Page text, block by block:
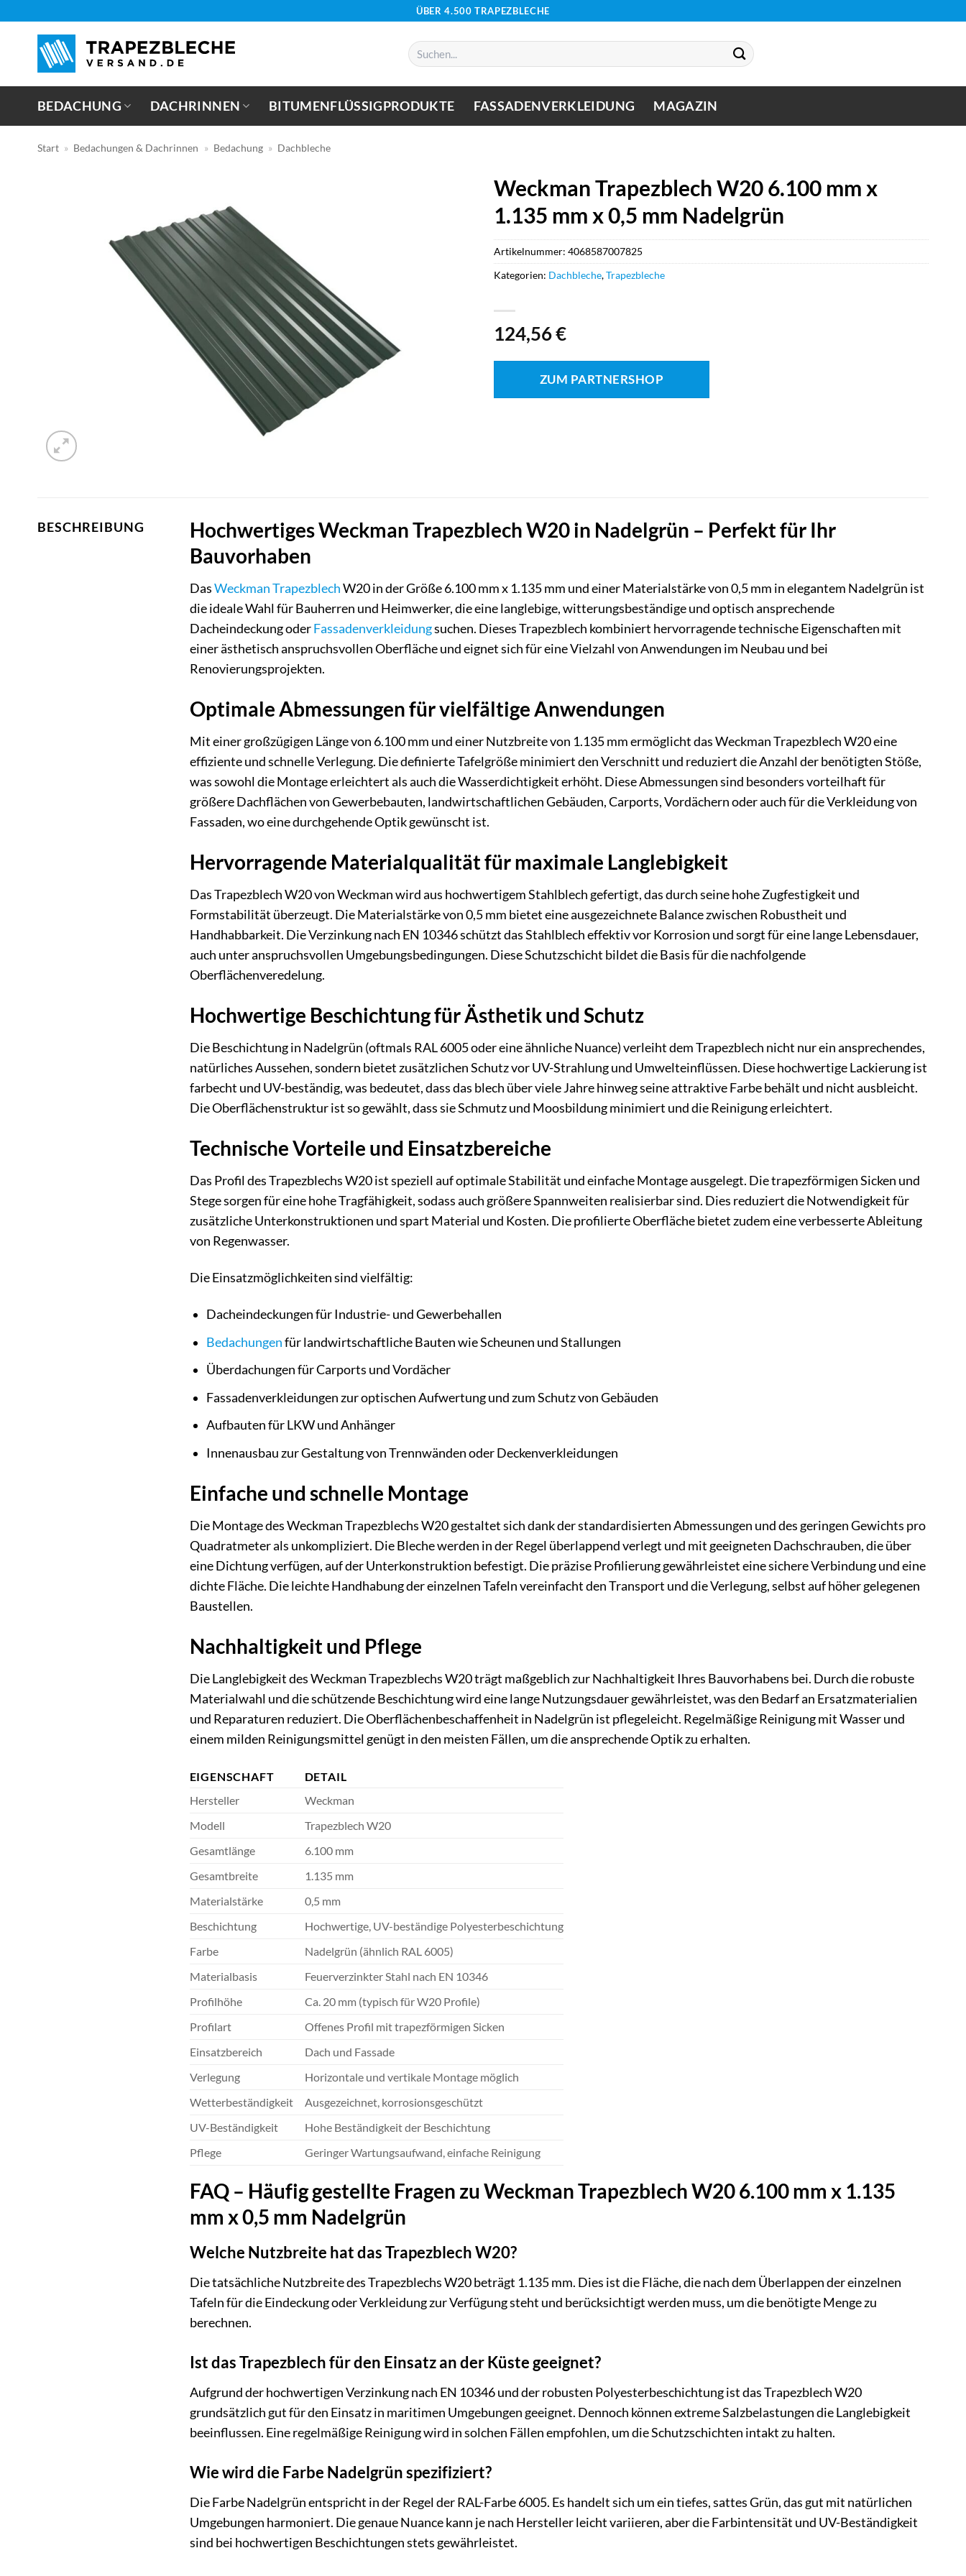
springen
ÜBER 4.500 TRAPEZBLECHE
Suchen
nach:
BEDACHUNG DACHRINNEN BITUMENFLÜSSIGPRODUKTE FASSADENVERKLEIDUNG MAGAZIN
Start » Bedachungen & Dachrinnen » Bedachung » Dachbleche
Weckman Trapezblech W20 6.100 mm x
1.135 mm x 0,5 mm Nadelgrün
124,56€
ZUM PARTNERSHOP
Artikelnummer: 4068587007825
Kategorien: Dachbleche,Trapezbleche
BESCHREIBUNG
Hochwertiges Weckman Trapezblech W20 in Nadelgrün – Perfekt für Ihr
Bauvorhaben
DasWeckmanTrapezblechW20 in der Größe 6.100 mm x 1.135 mm und einer Materialstärke von 0,5 mm in elegantem Nadelgrün ist
die ideale Wahl für Bauherren und Heimwerker, die eine langlebige, witterungsbeständige und optisch ansprechende
Dacheindeckung oderFassadenverkleidungsuchen. Dieses Trapezblech kombiniert hervorragende technische Eigenschaften mit
einer ästhetisch anspruchsvollen Oberfläche und eignet sich für eine Vielzahl von Anwendungen im Neubau und bei
Renovierungsprojekten.
Optimale Abmessungen für vielfältige Anwendungen
Mit einer großzügigen Länge von 6.100 mm und einer Nutzbreite von 1.135 mm ermöglicht das Weckman Trapezblech W20 eine
effiziente und schnelle Verlegung. Die definierte Tafelgröße minimiert den Verschnitt und reduziert die Anzahl der benötigten Stöße,
was sowohl die Montage erleichtert als auch die Wasserdichtigkeit erhöht. Diese Abmessungen sind besonders vorteilhaft für
größere Dachflächen von Gewerbebauten, landwirtschaftlichen Gebäuden, Carports, Vordächern oder auch für die Verkleidung von
Fassaden, wo eine durchgehende Optik gewünscht ist.
Hervorragende Materialqualität für maximale Langlebigkeit
Das Trapezblech W20 von Weckman wird aus hochwertigem Stahlblech gefertigt, das durch seine hohe Zugfestigkeit und
Formstabilität überzeugt. Die Materialstärke von 0,5 mm bietet eine ausgezeichnete Balance zwischen Robustheit und
Handhabbarkeit. Die Verzinkung nach EN 10346 schützt das Stahlblech effektiv vor Korrosion und sorgt für eine lange Lebensdauer,
auch unter anspruchsvollen Umgebungsbedingungen. Diese Schutzschicht bildet die Basis für die nachfolgende
Oberflächenveredelung.
Hochwertige Beschichtung für Ästhetik und Schutz
Die Beschichtung in Nadelgrün (oftmals RAL 6005 oder eine ähnliche Nuance) verleiht dem Trapezblech nicht nur ein ansprechendes,
natürliches Aussehen, sondern bietet zusätzlichen Schutz vor UV-Strahlung und Umwelteinflüssen. Diese hochwertige Lackierung ist
farbecht und UV-beständig, was bedeutet, dass das blech über viele Jahre hinweg seine attraktive Farbe behält und nicht ausbleicht.
Die Oberflächenstruktur ist so gewählt, dass sie Schmutz und Moosbildung minimiert und die Reinigung erleichtert.
Technische Vorteile und Einsatzbereiche
Das Profil des Trapezblechs W20 ist speziell auf optimale Stabilität und einfache Montage ausgelegt. Die trapezförmigen Sicken und
Stege sorgen für eine hohe Tragfähigkeit, sodass auch größere Spannweiten realisierbar sind. Dies reduziert die Notwendigkeit für
zusätzliche Unterkonstruktionen und spart Material und Kosten. Die profilierte Oberfläche bietet zudem eine verbesserte Ableitung
von Regenwasser.
Die Einsatzmöglichkeiten sind vielfältig:
Dacheindeckungen für Industrie- und Gewerbehallen
Bedachungenfür landwirtschaftliche Bauten wie Scheunen und Stallungen
Überdachungen für Carports und Vordächer
Fassadenverkleidungen zur optischen Aufwertung und zum Schutz von Gebäuden
Aufbauten für LKW und Anhänger
Innenausbau zur Gestaltung von Trennwänden oder Deckenverkleidungen
Einfache und schnelle Montage
Die Montage des Weckman Trapezblechs W20 gestaltet sich dank der standardisierten Abmessungen und des geringen Gewichts pro
Quadratmeter als unkompliziert. Die Bleche werden in der Regel überlappend verlegt und mit geeigneten Dachschrauben, die über
eine Dichtung verfügen, auf der Unterkonstruktion befestigt. Die präzise Profilierung gewährleistet eine sichere Verbindung und eine
dichte Fläche. Die leichte Handhabung der einzelnen Tafeln vereinfacht den Transport und die Verlegung, selbst auf höher gelegenen
Baustellen.
Nachhaltigkeit und Pflege
Die Langlebigkeit des Weckman Trapezblechs W20 trägt maßgeblich zur Nachhaltigkeit Ihres Bauvorhabens bei. Durch die robuste
Materialwahl und die schützende Beschichtung wird eine lange Nutzungsdauer gewährleistet, was den Bedarf an Ersatzmaterialien
und Reparaturen reduziert. Die Oberflächenbeschaffenheit in Nadelgrün ist pflegeleicht. Regelmäßige Reinigung mit Wasser und
einem milden Reinigungsmittel genügt in den meisten Fällen, um die ansprechende Optik zu erhalten.
EIGENSCHAFT
DETAIL
Hersteller
Weckman
Modell
Trapezblech W20
Gesamtlänge
6.100 mm
Gesamtbreite
1.135 mm
Materialstärke
0,5 mm
Beschichtung
Hochwertige, UV-beständige Polyesterbeschichtung
Farbe
Nadelgrün (ähnlich RAL 6005)
Materialbasis
Feuerverzinkter Stahl nach EN 10346
Profilhöhe
Ca. 20 mm (typisch für W20 Profile)
Profilart
Offenes Profil mit trapezförmigen Sicken
Einsatzbereich
Dach und Fassade
Verlegung
Horizontale und vertikale Montage möglich
Wetterbeständigkeit
Ausgezeichnet, korrosionsgeschützt
UV-Beständigkeit
Hohe Beständigkeit der Beschichtung
Pflege
Geringer Wartungsaufwand, einfache Reinigung
FAQ – Häufig gestellte Fragen zu Weckman Trapezblech W20 6.100 mm x 1.135
mm x 0,5 mm Nadelgrün
Welche Nutzbreite hat das Trapezblech W20?
Die tatsächliche Nutzbreite des Trapezblechs W20 beträgt 1.135 mm. Dies ist die Fläche, die nach dem Überlappen der einzelnen
Tafeln für die Eindeckung oder Verkleidung zur Verfügung steht und berücksichtigt werden muss, um die benötigte Menge zu
berechnen.
Ist das Trapezblech für den Einsatz an der Küste geeignet?
Aufgrund der hochwertigen Verzinkung nach EN 10346 und der robusten Polyesterbeschichtung ist das Trapezblech W20
grundsätzlich gut für den Einsatz in maritimen Umgebungen geeignet. Dennoch können extreme Salzbelastungen die Langlebigkeit
beeinflussen. Eine regelmäßige Reinigung wird in solchen Fällen empfohlen, um die Schutzschichten intakt zu halten.
Wie wird die Farbe Nadelgrün spezifiziert?
Die Farbe Nadelgrün entspricht in der Regel der RAL-Farbe 6005. Es handelt sich um ein tiefes, sattes Grün, das gut mit natürlichen
Umgebungen harmoniert. Die genaue Nuance kann je nach Hersteller leicht variieren, aber die Farbintensität und UV-Beständigkeit
sind bei hochwertigen Beschichtungen stets gewährleistet.